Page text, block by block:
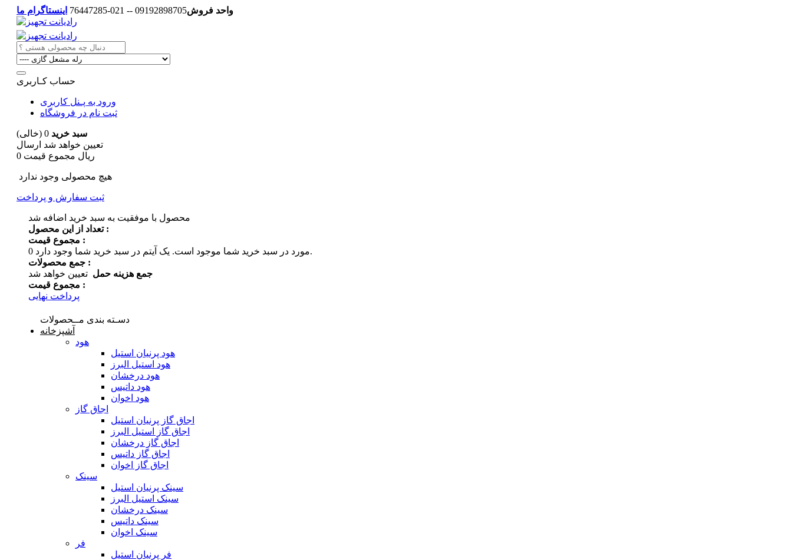
واحد فروش09192898705 -- 021-76447285 اینستاگرام ما
حساب کـاربری
ورود به پـنل کاربری
ثبت نام در فروشگاه
سبد خرید 0 (خالی)
تعیین خواهد شد ارسال
0 ریال مجموع قیمت
هیچ محصولی وجود ندارد
ثبت سفارش و پرداخت
محصول با موفقیت به سبد خرید اضافه شد
تعداد از این محصول :
مجموع قیمت :
0
مورد در سبد خرید شما موجود است.یک آیتم در سبد خرید شما وجود دارد.
جمع محصولات :
جمع هزینه حمل تعیین خواهد شد
مجموع قیمت :
پرداخت نهایی
دسـته بندی مــحصولات
آشپزخانه
هود
هود پرنیان استیل
هود استیل البرز
هود درخشان
هود داتیس
هود اخوان
اجاق گاز
اجاق گاز پرنیان استیل
اجاق گاز استیل البرز
اجاق گاز درخشان
اجاق گاز داتیس
اجاق گاز اخوان
سینک
سینک پرنیان استیل
سینک استیل البرز
سینک درخشان
سینک داتیس
سینک اخوان
فر
فر پرنیان استیل